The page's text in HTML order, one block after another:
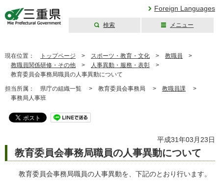
Foreign Languages
検索 メニュー
現在位置： トップページ > スポーツ・教育・文化 > 教職員 >
教職員関係研修・その他 > 人事異動・服務・表彰 >
教育委員会事務局職員の人事異動について
担当所属： 県庁の組織一覧 > 教育委員会事務局 > 教職員課 >
事務局人事班
平成31年03月23日
教育委員会事務局職員の人事異動について
教育委員会事務局職員の人事異動を、下記のとおり行います。